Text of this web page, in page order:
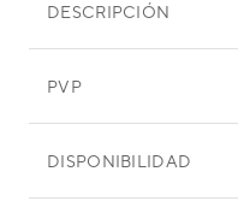
DESCRIPCIÓN
PVP
DISPONIBILIDAD